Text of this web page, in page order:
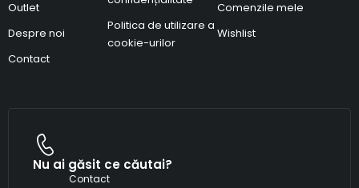
Outlet
Despre noi
Contact
Politica de utilizare a
cookie-urilor
Comenzile mele
Wishlist
Nu ai găsit ce căutai?
Contact